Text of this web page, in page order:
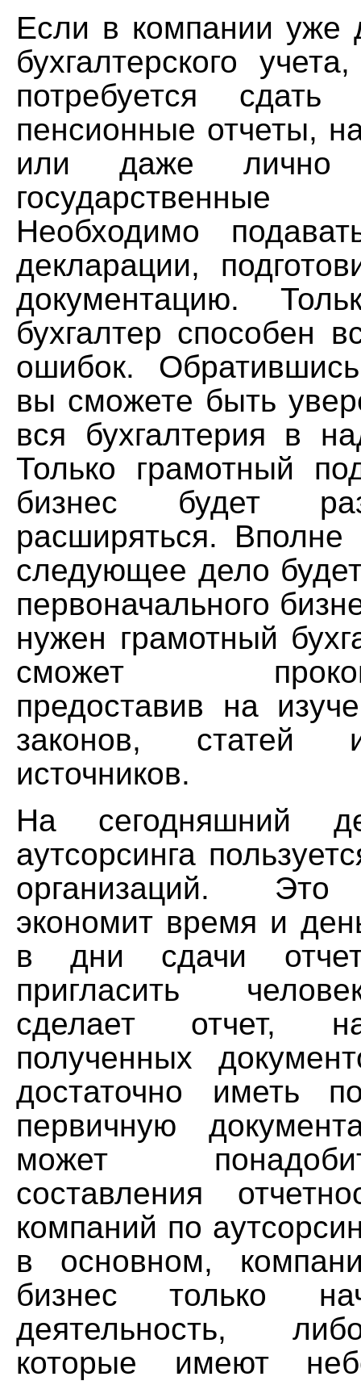
Если в компании уже
бухгалтерского
потребуется
пенсионные отчеты,
или даже лично
Необходимо
декларации,
документацию.
бухгалтер способен
ошибок.
вы сможете быть
вся бухгалтерия в
Только грамотный
бизнес будет
расширяться.
следующее дело
первоначального
нужен грамотный
сможет
предоставив на
законов, статей
источников.
На сегодняшний
аутсорсинга
организаций. Это
экономит время и
в дни сдачи
пригласить
сделает отчет,
полученных
достаточно иметь
первичную
может
составления
компаний по
в основном,
бизнес только
деятельность,
которые имеют